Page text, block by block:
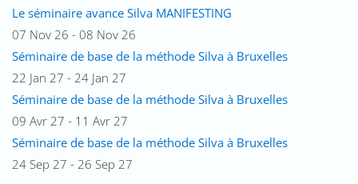
Le séminaire avance Silva MANIFESTING
07 Nov 26 - 08 Nov 26
Séminaire de base de la méthode Silva à Bruxelles
22 Jan 27 - 24 Jan 27
Séminaire de base de la méthode Silva à Bruxelles
09 Avr 27 - 11 Avr 27
Séminaire de base de la méthode Silva à Bruxelles
24 Sep 27 - 26 Sep 27